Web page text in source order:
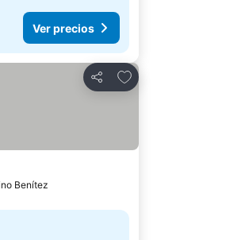
Ver precios
Compartir
Agregar a favoritos
Benítez